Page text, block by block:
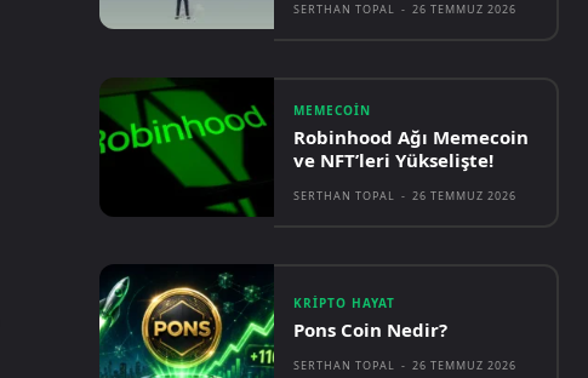
SERTHAN TOPAL - 26 TEMMUZ 2026
MEMECOIN
Robinhood Ağı Memecoin
ve NFT’leri Yükselişte!
SERTHAN TOPAL - 26 TEMMUZ 2026
KRIPTO HAYAT
Pons Coin Nedir?
SERTHAN TOPAL - 26 TEMMUZ 2026